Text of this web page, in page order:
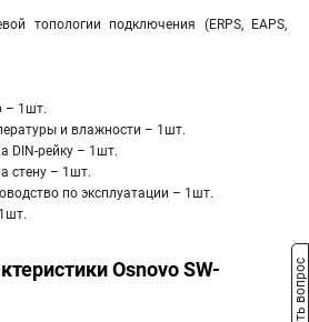
топологии подключения (ERPS, EAPS,
– 1шт.
и влажности – 1шт.
DIN-рейку – 1шт.
стену – 1шт.
по эксплуатации – 1шт.
Osnovo SW-